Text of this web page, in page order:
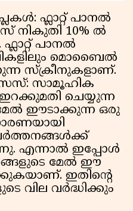
ഫ്ലാറ്റ് പാനൽ
നികുതി 10% ൽ
പാനൽ
മൊബൈൽ
സ്ക്രീനുകളാണ്.
സാമൂഹിക
ചെയ്യുന്ന
ഈടാക്കുന്ന ഒരു
എന്നാൽ ഇപ്പോൾ
മേൽ ഈ
ഇതിന്റെ
വില വർദ്ധിക്കും